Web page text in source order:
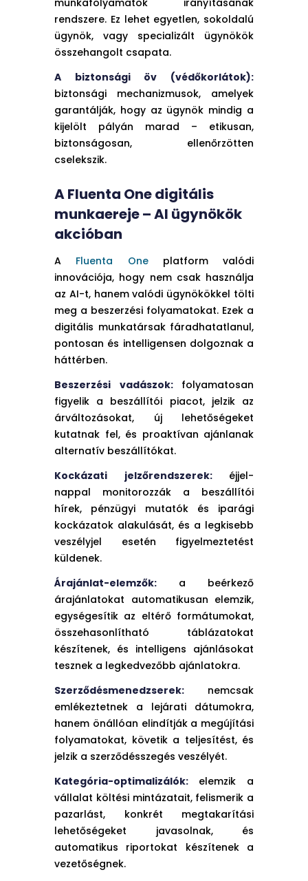
rendszere. Ez lehet egyetlen, sokoldalú
ügynök, vagy specializált ügynökök
összehangolt csapata.
A biztonsági öv (védőkorlátok):
biztonsági mechanizmusok, amelyek
garantálják, hogy az ügynök mindig a
kijelölt pályán marad – etikusan,
biztonságosan, ellenőrzötten
cselekszik.
A Fluenta One digitális
munkaereje – AI ügynökök
akcióban
A Fluenta Oneplatform valódi
innovációja, hogy nem csak használja
az AI-t, hanem valódi ügynökökkel tölti
meg a beszerzési folyamatokat. Ezek a
digitális munkatársak fáradhatatlanul,
pontosan és intelligensen dolgoznak a
háttérben.
Beszerzési vadászok: folyamatosan
figyelik a beszállítói piacot, jelzik az
árváltozásokat, új lehetőségeket
kutatnak fel, és proaktívan ajánlanak
alternatív beszállítókat.
Kockázati jelzőrendszerek: éjjel-
nappal monitorozzák a beszállítói
hírek, pénzügyi mutatók és iparági
kockázatok alakulását, és a legkisebb
veszélyjel esetén figyelmeztetést
küldenek.
Árajánlat-elemzők: a beérkező
árajánlatokat automatikusan elemzik,
egységesítik az eltérő formátumokat,
összehasonlítható táblázatokat
készítenek, és intelligens ajánlásokat
tesznek a legkedvezőbb ajánlatokra.
Szerződésmenedzserek: nemcsak
emlékeztetnek a lejárati dátumokra,
hanem önállóan elindítják a megújítási
folyamatokat, követik a teljesítést, és
jelzik a szerződésszegés veszélyét.
Kategória-optimalizálók: elemzik a
vállalat költési mintázatait, felismerik a
pazarlást, konkrét megtakarítási
lehetőségeket javasolnak, és
automatikus riportokat készítenek a
vezetőségnek.